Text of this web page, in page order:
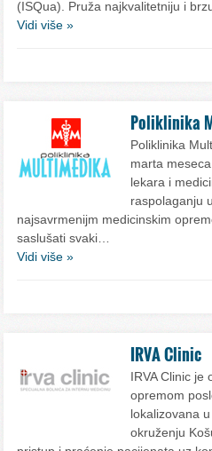
(ISQua). Pruža najkvalitetniju i
Vidi više »
Poliklinika
Poliklinika
marta
lekara i
raspolaganju
najsavrmenijm medicinskim
saslušati svaki…
Vidi više »
IRVA Clinic
IRVA Clinic je
opremom
lokalizovana
okruženju